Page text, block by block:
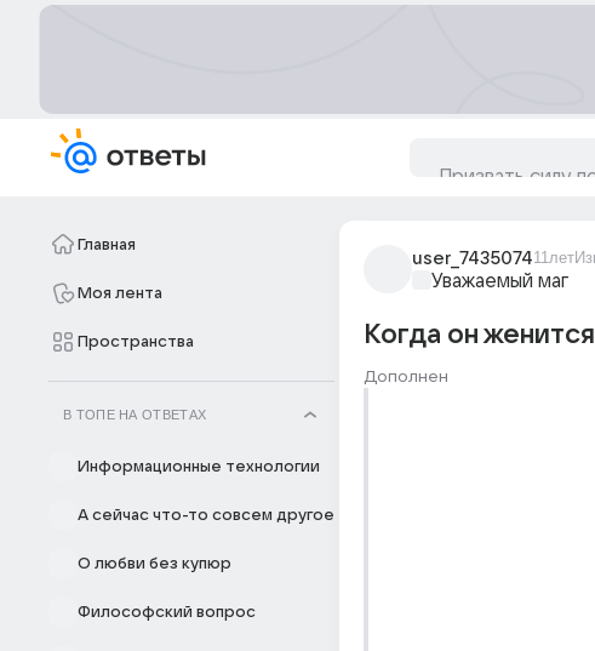
Главная
Моя лента
Пространства
В ТОПЕ НА ОТВЕТАХ
Информационные технологии
А сейчас что-то совсем другое
О любви без купюр
Философский вопрос
user_743507411лет
Уважаемый маг
Когда он
Дополнен